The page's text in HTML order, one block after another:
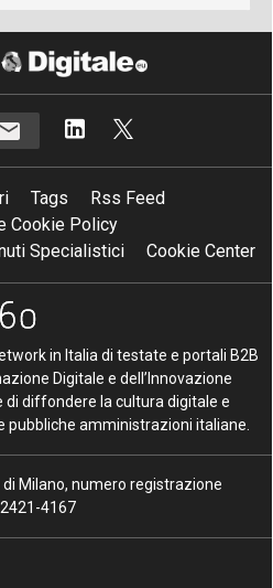
Tags
Rss Feed
Cookie Policy
Specialistici
Cookie Center
in Italia di testate e portali B2B
Digitale e dell’Innovazione
di diffondere la cultura digitale e
pubbliche amministrazioni italiane.
Milano, numero registrazione
4167